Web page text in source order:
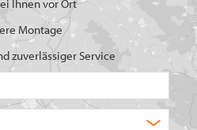
Ihnen vor Ort
Montage
zuverlässiger Service